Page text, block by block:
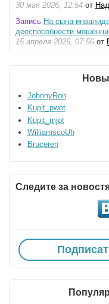
30 мая 2026, 12:54 от
Запись На сына
дееспособности
15 апреля 2026, 07:56 от
JohnnyRon
Kupit_pwot
Kupit_mjot
WilliamscoUh
Bruceren
Следите за